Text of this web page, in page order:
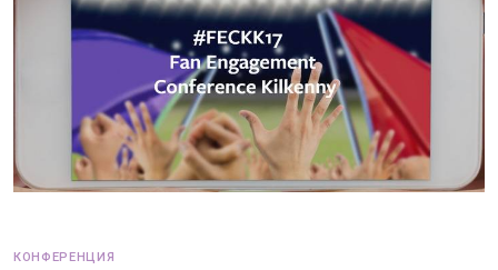
КОНФЕРЕНЦИЯ